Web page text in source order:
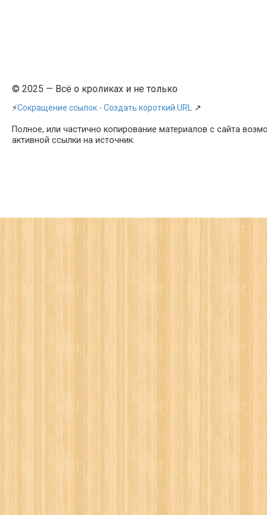
© 2025 — Всё о кроликах и не только
⚡Сокращение ссылок - Создать короткий URL ↗
Полное, или частично копирование материалов с сайта
активной ссылки на источник.